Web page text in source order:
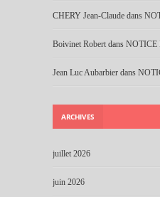
CHERY Jean-Claude dans
Boivinet Robert dans NOTICE
Jean Luc Aubarbier dans
ARCHIVES
juillet 2026
juin 2026